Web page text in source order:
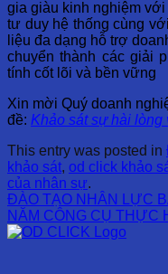
gia giàu kinh nghiệm
tư duy hệ thống cùng
liệu đa dạng hỗ trợ
chuyển thành các giải
tính cốt lõi và bền vững
Xin mời Quý doanh
đề: Khảo sát sự hài lòng
This entry was posted in
khảo sát, od click khảo
của nhân sự.
ĐÀO TẠO NHÂN LỰC
NĂM CÔNG CỤ THỰC